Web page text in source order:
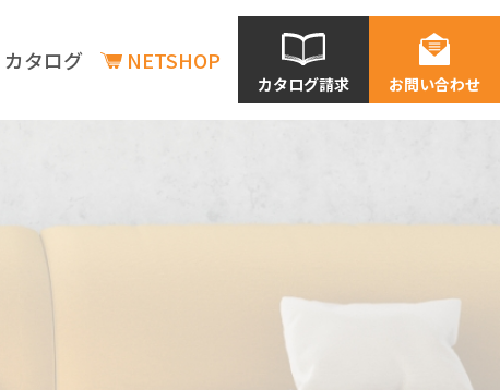
カタログ NETSHOP
カタログ請求 お問い合わせ